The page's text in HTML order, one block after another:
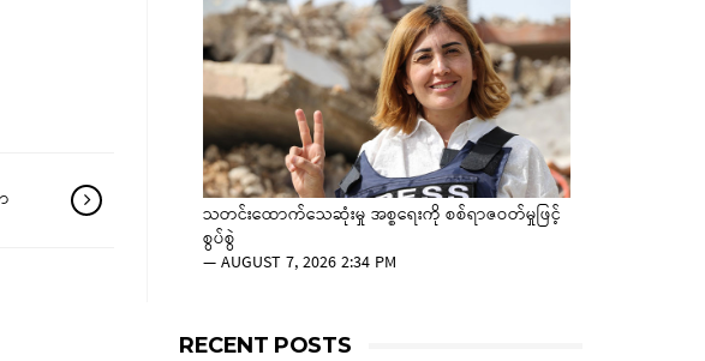
သတင်းထောက်သေဆုံးမှု အစ္စရေးကို စစ်ရာဇဝတ်မှုဖြင့်
စွပ်စွဲ
—AUGUST 7, 2026 2:34 PM
RECENT POSTS